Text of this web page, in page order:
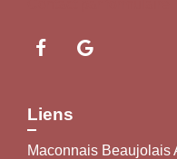
Liens
Maconnais Beaujolais